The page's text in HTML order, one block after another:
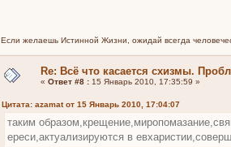
Если желаешь Истинной Жизни, ожидай всегда
Re: Всё что касается схизмы.
« Ответ #8 : 15 Январь 2010, 17:35:59 »
Цитата: azamat от 15 Январь 2010, 17:04:07
таким
ереси,актуализируются в